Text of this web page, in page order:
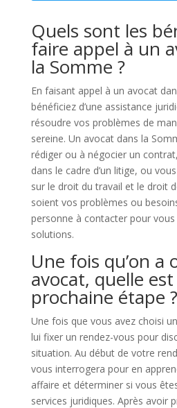
Quels sont les
faire appel à un
la Somme ?
En faisant appel à un avocat
bénéficiez d’une assistance
résoudre vos problèmes de
sereine. Un avocat dans la
rédiger ou à négocier un
dans le cadre d’un litige, ou
sur le droit du travail et le droit
soient vos problèmes ou
personne à contacter pour
solutions.
Une fois qu’on
avocat, quelle
prochaine étape ?
Une fois que vous avez choisi
lui fixer un rendez-vous pour
situation. Au début de votre
vous interrogera pour en
affaire et déterminer si vous
services juridiques. Après avoir